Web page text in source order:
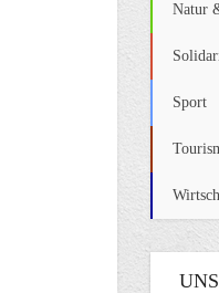
Natur
Sport